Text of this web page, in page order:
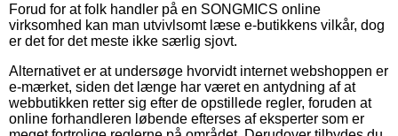
Forud for at folk handler på en SONGMICS online
virksomhed kan man utvivlsomt læse e-butikkens vilkår, dog
er det for det meste ikke særlig sjovt.
Alternativet er at undersøge hvorvidt internet webshoppen er
e-mærket, siden det længe har været en antydning af at
webbutikken retter sig efter de opstillede regler, foruden at
online forhandleren løbende efterses af eksperter som er